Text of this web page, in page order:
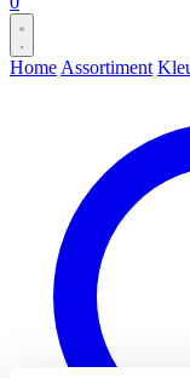
Home Assortiment